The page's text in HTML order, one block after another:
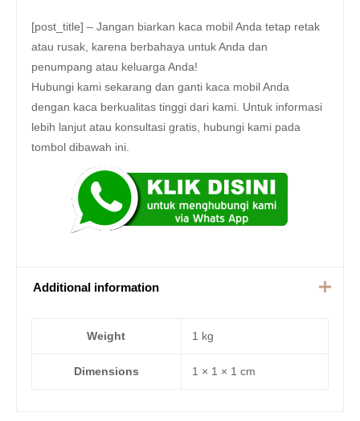
[post_title] – Jangan biarkan kaca mobil Anda tetap retak
atau rusak, karena berbahaya untuk Anda dan
penumpang atau keluarga Anda!
Hubungi kami sekarang dan ganti kaca mobil Anda
dengan kaca berkualitas tinggi dari kami. Untuk informasi
lebih lanjut atau konsultasi gratis, hubungi kami pada
tombol dibawah ini.
Additional information
Weight 1 kg
Dimensions 1 × 1 × 1 cm